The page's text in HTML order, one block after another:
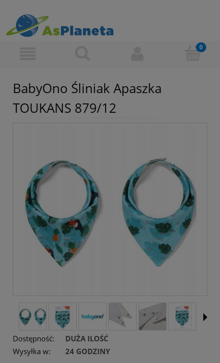
BabyOno Śliniak Apaszka
TOUKANS 879/12
Dostępność:
DUŻA ILOŚĆ
Wysyłka w:
24 GODZINY